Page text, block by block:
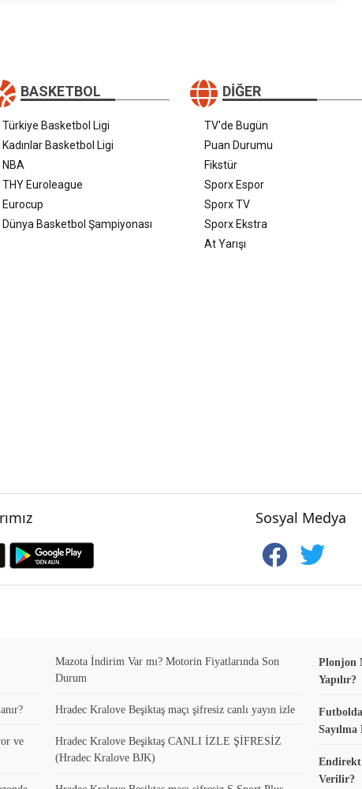
BASKETBOL
Türkiye Basketbol Ligi
Kadınlar Basketbol Ligi
NBA
THY Euroleague
Eurocup
Dünya Basketbol Şampiyonası
DIĞER
TV'de Bugün
Puan Durumu
Fikstür
Sporx Espor
Sporx TV
Sporx Ekstra
At Yarışı
Sosyal Medya
ve
Mazota İndirim Var mı? Motorin Fiyatlarında Son
Durum
Hradec Kralove Beşiktaş maçı şifresiz canlı yayın izle
Hradec Kralove Beşiktaş CANLI İZLE ŞİFRESİZ
(Hradec Kralove BJK)
Plonjon
Yapılır?
Endirekt
Verilir?